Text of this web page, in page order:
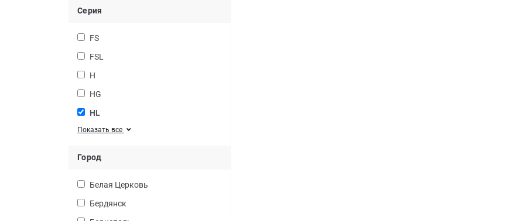
Серия
FS
FSL
H
HG
HL
Показать все
Город
Белая Церковь
Бердянск